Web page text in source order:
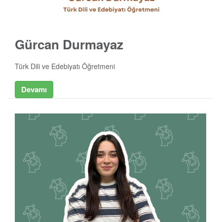
Gürcan Durmayaz
Türk Dili ve Edebiyatı Öğretmeni
Devamı